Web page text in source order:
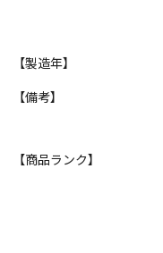
【製造年】
【備考】
【商品ランク】